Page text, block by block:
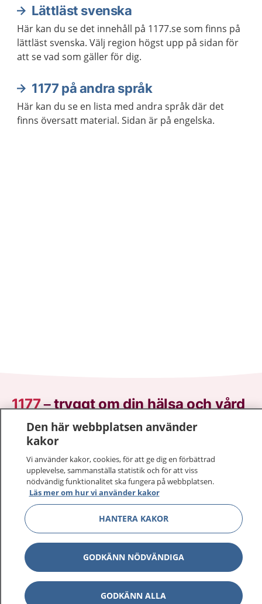
Lättläst svenska
Här kan du se det innehåll på 1177.se som finns på
lättläst svenska. Välj region högst upp på sidan för
att se vad som gäller för dig.
1177 på andra språk
Här kan du se en lista med andra språk där det
finns översatt material. Sidan är på engelska.
1177–tryggt om din hälsa och vård
På 1177.se får du råd om hälsa och information om
sjukdomar och vilka mottagningar du kan kontakta.
Logga in för att läsa din journal och göra dina
vårdärenden. Ring telefonnummer 1177 för
sjukvårdsrådgivning dygnet runt.
1177 ger dig råd när du vill må bättre.
1177 på flera språk Visa
Den här webbplatsen använder
kakor
Vi använder kakor, cookies, för att ge dig en förbättrad
upplevelse, sammanställa statistik och för att viss
nödvändig funktionalitet ska fungera på webbplatsen.
Läs mer om hur vi använder kakor
HANTERA KAKOR
GODKÄNN NÖDVÄNDIGA
GODKÄNN ALLA